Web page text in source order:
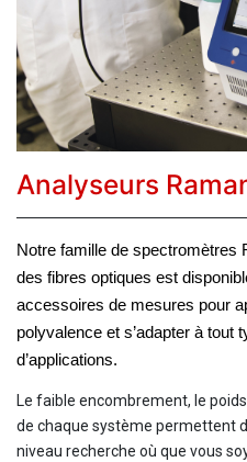
Analyseurs
Notre famille de spectromètres
des fibres optiques est
accessoires de mesures pour
polyvalence et s’adapter à tout
d’applications.
Le faible encombrement, le
de chaque système permettent
niveau recherche où que vous